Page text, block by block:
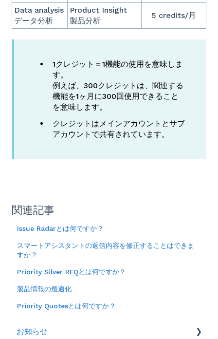
Data analysis
データ分析
Product Insight
製品分析
5 credits/月
1クレジット＝1機能の使用を意味しま
す。
例えば、300クレジットは、関連する
機能を1ヶ月に300回使用できること
を意味します。
クレジットはメインアカウントとサブ
アカウントで共有されています。
関連記事
Issue Radarとは何ですか？
スマートアシスタントの返信内容を修正することはできま
すか？
Priority Silver RFQとは何ですか？
製品情報の最適化
Priority Quotesとは何ですか？
お知らせ